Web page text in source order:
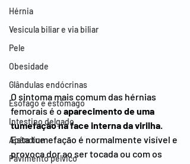
Hérnia
Vesicula biliar e via biliar
Pele
Obesidade
Glândulas endócrinas
Esófago e estômago
Intestino delgado
Apêndice
Pavimento pélvico
O sintoma mais comum das hérnias
femorais é o aparecimento de uma
tumefação na face interna da virilha
Esta tumefação é normalmente visível e
provoca dor ao ser tocada ou com os